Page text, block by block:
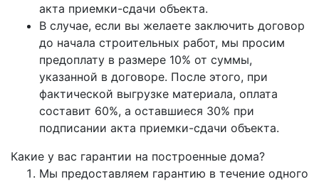
акта приемки-сдачи объекта.
В случае, если вы желаете заключить договор
до начала строительных работ, мы просим
предоплату в размере 10% от суммы,
указанной в договоре. После этого, при
фактической выгрузке материала, оплата
составит 60%, а оставшиеся 30% при
подписании акта приемки-сдачи объекта.
Какие у вас гарантии на построенные дома?
Мы предоставляем гарантию в течение одного